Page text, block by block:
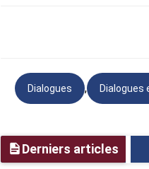
Pizzeria :
Alors, une végé
Cliente :
C'est ça.
Cliente :
Un instant, s'il vous
Pizzeria :Poivrons, oignons,
Dialogues , Dialogues
Derniers articles